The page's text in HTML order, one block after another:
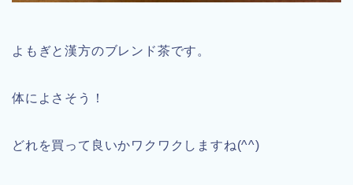
よもぎと漢方のブレンド茶です。
体によさそう！
どれを買って良いかワクワクしますね(^^)